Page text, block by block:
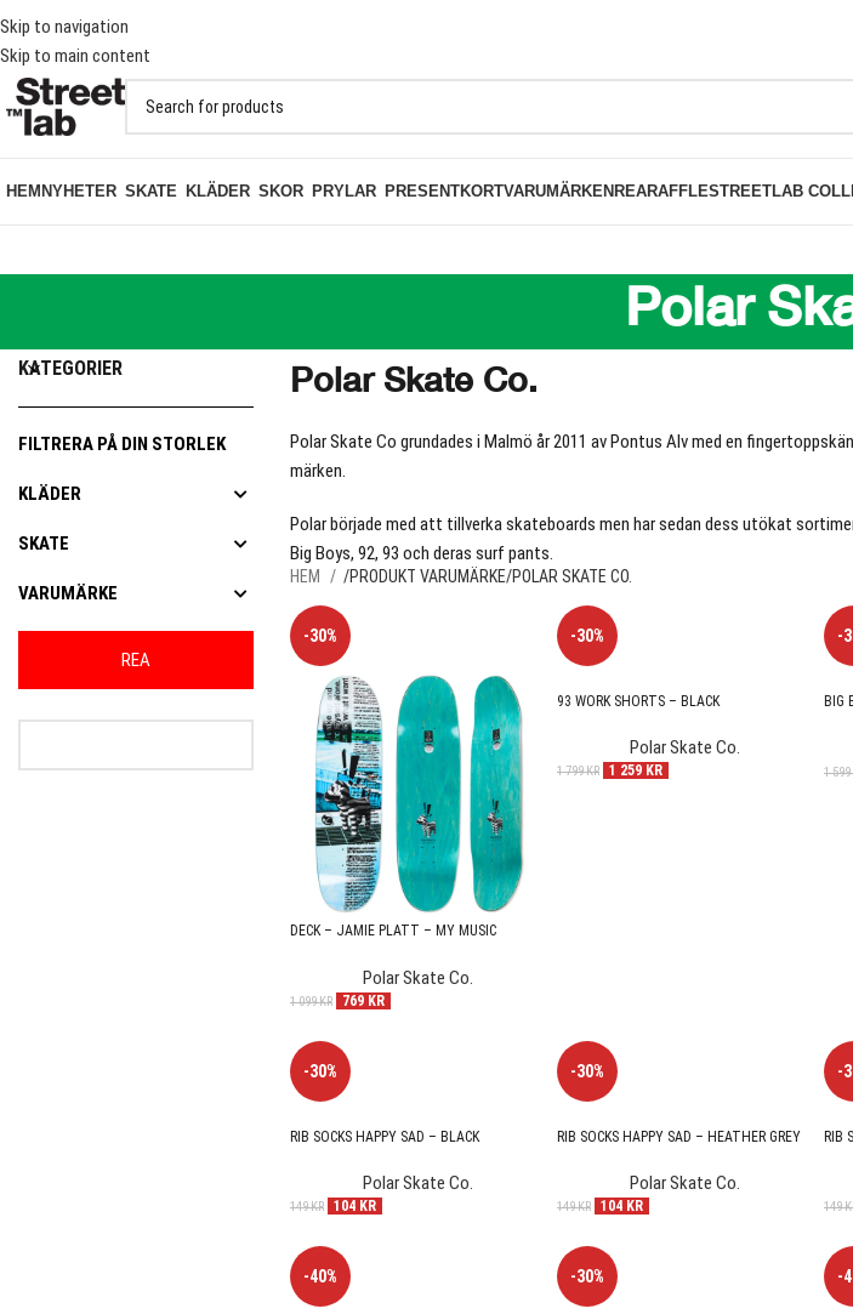
Skip to navigation
Skip to main content
PÅ BESTÄLLNINGAR ÖVER 1000KR
HEM NYHETER SKATE KLÄDER SKOR PRYLAR PRESENTKORTVARUMÄRKEN REARAFFLESTREETLAB
Polar
KATEGORIER
FILTRERA PÅ DIN STORLEK
KLÄDER
SKATE
VARUMÄRKE
REA
Polar Skate Co.
Polar Skate Co grundades i Malmö år 2011 av Pontus Alv med en
märken.
Polar började med att tillverka skateboards men har sedan dess utökat
Big Boys, 92, 93 och deras surf pants.
HEM PRODUKT VARUMÄRKE POLAR SKATE CO.
-30%
DECK – JAMIE PLATT – MY MUSIC
Polar Skate Co.
1 099KR 769 KR
-30%
93 WORK SHORTS – BLACK
Polar Skate Co.
1 799KR 1 259 KR
-
BIG
1 599
-30%
RIB SOCKS HAPPY SAD – BLACK
Polar Skate Co.
149KR 104 KR
-30%
RIB SOCKS HAPPY SAD – HEATHER GREY
Polar Skate Co.
149KR 104 KR
-
RIB
149
-40% -30% -